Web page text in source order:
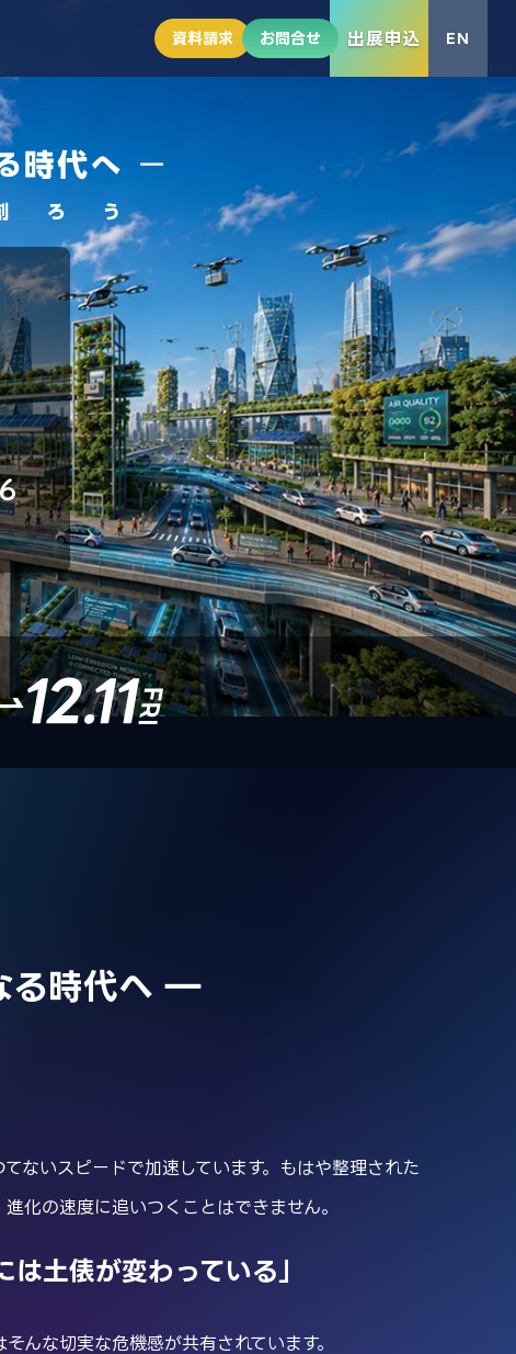
出展申込
資料請求 お問合せ EN
る時代へ ―
ないスピードで加速しています。もはや整理された
化の速度に追いつくことはできません。
は土俵が変わっている」
んな切実な危機感が共有されています。